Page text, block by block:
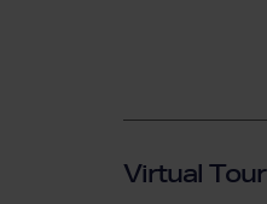
Virtual Tour